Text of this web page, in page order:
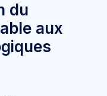
du
aux